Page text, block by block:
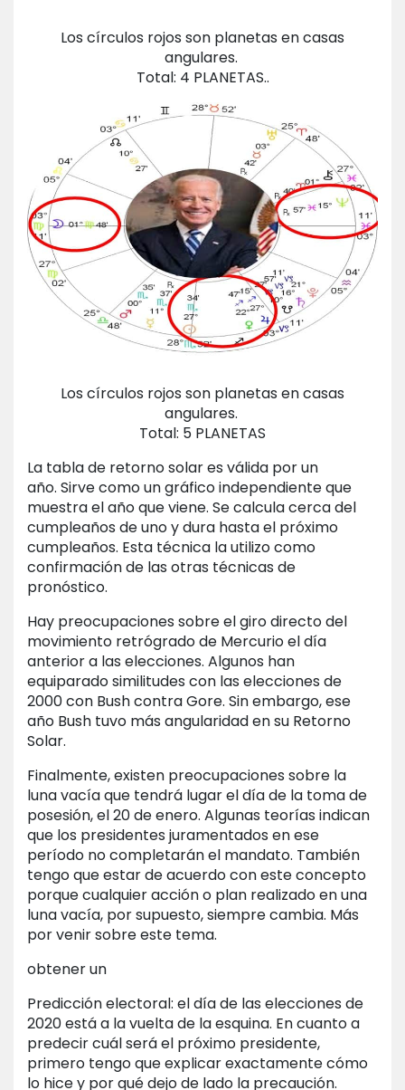
Los círculos rojos son planetas en casas
angulares.
Total: 4 PLANETAS..
Los círculos rojos son planetas en casas
angulares.
Total: 5 PLANETAS
La tabla de retorno solar es válida por un
año. Sirve como un gráfico independiente que
muestra el año que viene. Se calcula cerca del
cumpleaños de uno y dura hasta el próximo
cumpleaños. Esta técnica la utilizo como
confirmación de las otras técnicas de
pronóstico.
Hay preocupaciones sobre el giro directo del
movimiento retrógrado de Mercurio el día
anterior a las elecciones. Algunos han
equiparado similitudes con las elecciones de
2000 con Bush contra Gore. Sin embargo, ese
año Bush tuvo más angularidad en su Retorno
Solar.
Finalmente, existen preocupaciones sobre la
luna vacía que tendrá lugar el día de la toma de
posesión, el 20 de enero. Algunas teorías indican
que los presidentes juramentados en ese
período no completarán el mandato. También
tengo que estar de acuerdo con este concepto
porque cualquier acción o plan realizado en una
luna vacía, por supuesto, siempre cambia. Más
por venir sobre este tema.
obtener un
Predicción electoral: el día de las elecciones de
2020 está a la vuelta de la esquina. En cuanto a
predecir cuál será el próximo presidente,
primero tengo que explicar exactamente cómo
lo hice y por qué dejo de lado la precaución.